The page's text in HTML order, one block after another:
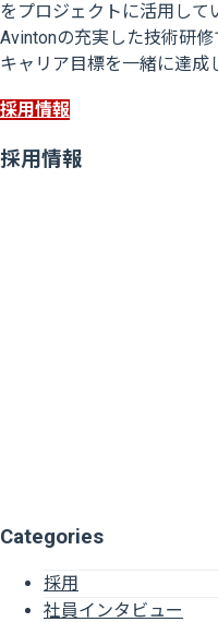
をプロジェクトに活用して
Avintonの充実した技術研
キャリア目標を一緒に達成
採用情報
採用情報
Categories
採用
社員インタビュー